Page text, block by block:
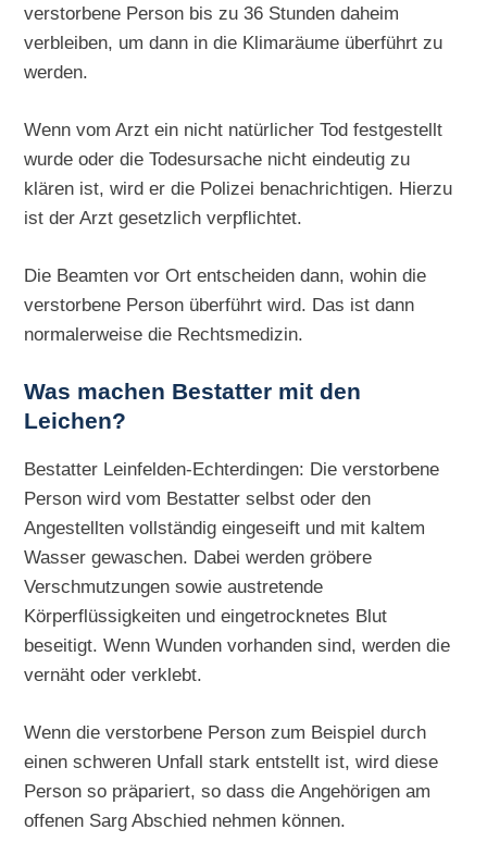
verstorbene Person bis zu 36 Stunden daheim
verbleiben, um dann in die Klimaräume überführt zu
werden.
Wenn vom Arzt ein nicht natürlicher Tod festgestellt
wurde oder die Todesursache nicht eindeutig zu
klären ist, wird er die Polizei benachrichtigen. Hierzu
ist der Arzt gesetzlich verpflichtet.
Die Beamten vor Ort entscheiden dann, wohin die
verstorbene Person überführt wird. Das ist dann
normalerweise die Rechtsmedizin.
Was machen Bestatter mit den
Leichen?
Bestatter Leinfelden-Echterdingen: Die verstorbene
Person wird vom Bestatter selbst oder den
Angestellten vollständig eingeseift und mit kaltem
Wasser gewaschen. Dabei werden gröbere
Verschmutzungen sowie austretende
Körperflüssigkeiten und eingetrocknetes Blut
beseitigt. Wenn Wunden vorhanden sind, werden die
vernäht oder verklebt.
Wenn die verstorbene Person zum Beispiel durch
einen schweren Unfall stark entstellt ist, wird diese
Person so präpariert, so dass die Angehörigen am
offenen Sarg Abschied nehmen können.